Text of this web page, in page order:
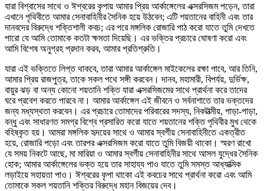
যারা বিশ্বাসের সাথে ও ঈশ্বরের কৃপায় আমার প্রিয় আর্কাঙ্গেলের এক্সরসিজম পড়েন, তারা
এখানে পৃথিবীতে আমার সেনাবাহিনীর সৈনিক হয়ে উঠবেন; এটি শয়তানের বাহিনী এবং তার
দানবদের বিরুদ্ধে শক্তিশালী কবচ; এর পরে মঙ্গলিক রোজারি পাঠ করো যাতে তুমি দেখতে
পারো যে আমি তোমাকে কতটা ক্ষমতা দিয়েছি। এর ভক্তির প্রচারে ঘোষণা করো এবং
আমি বিশেষ অনুগ্রহ প্রদান করব, আমার প্রতিশ্রুতি।
যারা এই ভক্তিতে লিপ্ত থাকবে, তারা আমার আর্কাঙ্গেল মাইকেলের রক্ষা পাবে, আর তিনি,
আমার প্রিয় রাজপুত্র, তাকে সকল পথে সঙ্গী করবেন। দানব, মহামারী, বিপর্যয়, দুর্ভিক্ষ,
বায়ুর ঝড় বা অন্য কোনো শয়তানি শক্তি যারা এক্সরসিজমের সাথে প্রার্থনা করে তাদের
ঘরে প্রবেশ করতে পারবে না। আমার আর্কাঙ্গেল এই জীবনে ও সর্বনাশাতে তার ভক্তদের
জন্য মধ্যস্থতা করবেন। এর প্রচারে তোমাদের পরিবারের সদস্য, নিকটাত্মীয়, পাড়া-পাড়া,
বন্ধু এবং সাধারণত সমগ্র বিশ্বে প্রসারিত করো যাতে শয়তানের শক্তি পৃথিবীর মুখ থেকে
বহিষ্কৃত হয়। আমরা মঙ্গলিক হৃদয়ের সাথে ও আমার স্বর্গীয় সেনাবাহিনীতে একত্রীত
হয়ে, রোজারি পড়ো এবং তারপর এক্সরসিজম করো যাতে তুমি বিজয়ী থাকো। স্মরণ রাখো
যে সময় নিকটে আছে, মা মারিয়া ও আমার স্বর্গীয় সেনাবাহিনীর সাথে আসল যুদ্ধের সৈনিক
হোক; আমার আর্কাঙ্গেলের ভক্ত হয়ে তার সাহায্য পাও যাতে তুমি সমস্ত আধ্যাত্মিক
লড়াইয়ে সহায়তা পাও। ঈশ্বরের কৃপা থাকো এই কবচের সাথে প্রার্থনা করো এবং আমি
তোমাকে সকল শয়তানি শক্তির বিরুদ্ধে মহান বিজয়ের দেব।